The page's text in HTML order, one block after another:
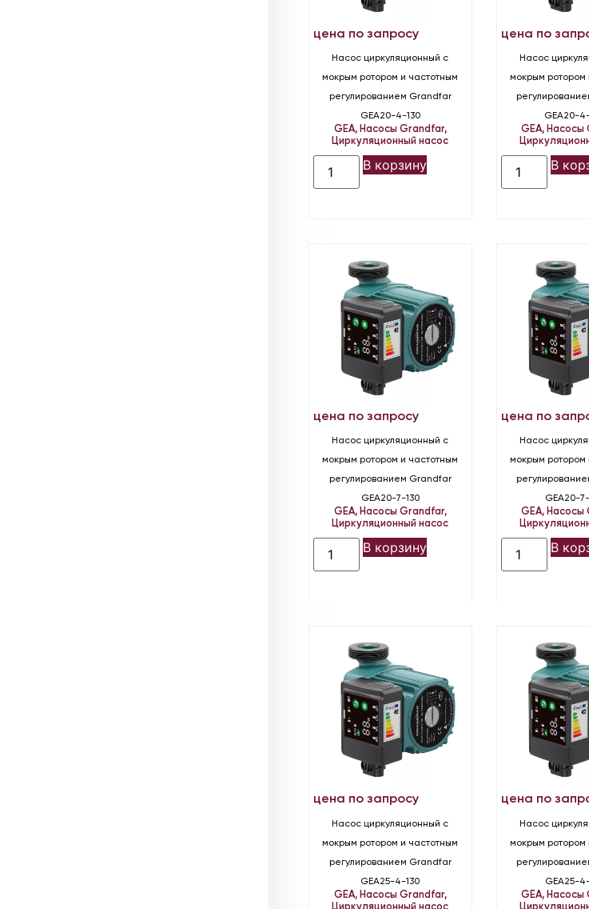
цена по запросу
Насос циркуляционный с
мокрым ротором и частотным
регулированием Grandfar
GEA20-4-130
GEA, Насосы Grandfar,
Циркуляционный насос
В корзину
цена по
Насос
мокрым ротором
GEA20-4-
GEA, Насосы
В
цена по запросу
Насос циркуляционный с
мокрым ротором и частотным
регулированием Grandfar
GEA20-7-130
GEA, Насосы Grandfar,
Циркуляционный насос
В корзину
цена по
Насос
мокрым ротором
GEA20-7-
GEA, Насосы
В
цена по запросу
Насос циркуляционный с
мокрым ротором и частотным
регулированием Grandfar
GEA25-4-130
GEA, Насосы Grandfar,
Циркуляционный насос
цена по
Насос
мокрым ротором
GEA25-
GEA, Насосы